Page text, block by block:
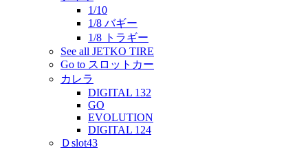
1/10
1/8 バギー
1/8 トラギー
See all JETKO TIRE
Go to スロットカー
カレラ
DIGITAL 132
GO
EVOLUTION
DIGITAL 124
Ｄslot43